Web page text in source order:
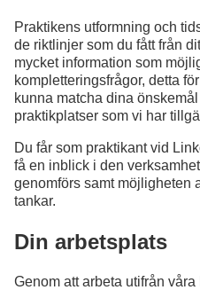
Praktikens utformning och
de riktlinjer som du fått från
mycket information som
kompletteringsfrågor, detta
kunna matcha dina
praktikplatser som vi har
Du får som praktikant vid
få en inblick i den
genomförs samt möjligheten
tankar.
Din arbetsplats
Genom att arbeta utifrån